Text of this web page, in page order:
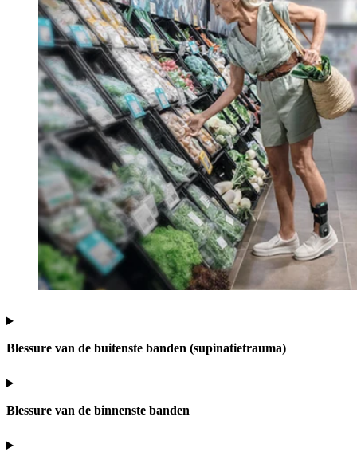
Blessure van de buitenste banden (supinatietrauma)
Blessure van de binnenste banden